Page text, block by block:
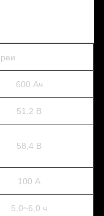
600 Ач
51,2 В
58,4 В
100 А
5,0~6,0 ч